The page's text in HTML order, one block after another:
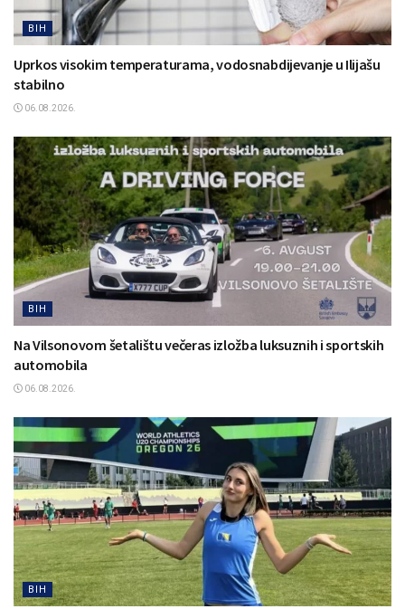
BIH
Uprkos visokim temperaturama, vodosnabdijevanje u Ilijašu
stabilno
06.08.2026.
BIH
Na Vilsonovom šetalištu večeras izložba luksuznih i sportskih
automobila
06.08.2026.
BIH